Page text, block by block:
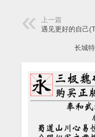
上一篇
遇见更好的自己
长城